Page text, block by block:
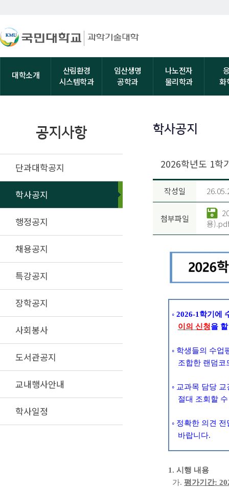
대학소개
산림환경
시스템학과
임산생명
공학과
나노전자
물리학과
화
공지사항
단과대학공지
학사공지
행정공지
채용공지
특강공지
장학공지
사회봉사
도서관공지
교내행사안내
학사일정
학사공지
2026학년도 1학
작성일
첨부파일
용
◦ 2026-1학기에
이의 신청을
◦ 학생들의 수업
조합한 랜덤코
◦ 교과목 담당
절대 조회할
◦ 정확한 의견 전
바랍니다.
1. 시행 내용
가. 평가기간: